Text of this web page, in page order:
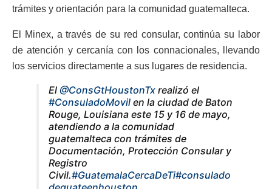
trámites y orientación para la comunidad guatemalteca.
El Minex, a través de su red consular, continúa su labor
de atención y cercanía con los connacionales, llevando
los servicios directamente a sus lugares de residencia.
El @ConsGtHoustonTx realizó el
#ConsuladoMovil en la ciudad de Baton
Rouge, Louisiana este 15 y 16 de mayo,
atendiendo a la comunidad
guatemalteca con trámites de
Documentación, Protección Consular y
Registro
Civil.#GuatemalaCercaDeTi#consulado